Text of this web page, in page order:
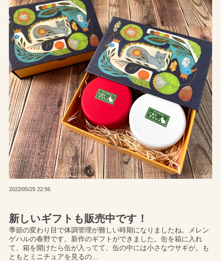
新しいギフトも販売中です！
2022/05/25 22:56
季節の変わり目で体調管理が難しい時期になりましたね。メレン
ゲハルの春野です。新作のギフトができました。缶を箱に入れ
て、箱を開けたら缶が入ってて、缶の中には小さなウサギが。も
ともとミニチュアを見るの...